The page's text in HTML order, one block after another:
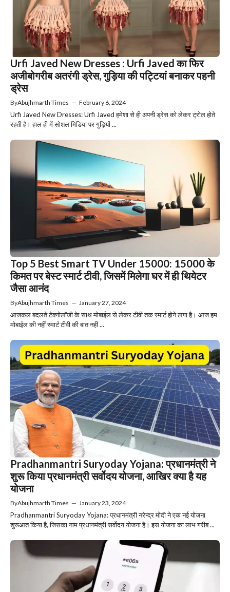
Urfi Javed New Dresses : Urfi Javed का फिर
अजीबोगरीब अतरंगी ड्रेस, गुड़िया की पट्टियां बनाकर पहनी
ड्रेस
ByAbujhmarth Times — February 6, 2024
Urfi Javed New Dresses: Urfi Javed हमेशा से ही अपनी ड्रेस को लेकर ट्रोल होते
रहती है। हाल ही में सोशल मिडिया पर गुड़ियों ...
Top 5 Best Smart TV Under 15000: 15000 के
किमत पर बेस्ट स्मार्ट टीवी, जिसमें मिलेगा घर में ही थियेटर
जैसा आनंद
ByAbujhmarth Times — January 27, 2024
आजकल बदलते टेक्नोलॉजी के साथ मोबाईल से लेकर टीवी तक स्मार्ट होने लगा है। आज हम
मोबाईल की नहीं स्मार्ट टीवी की बात नहीं ...
Pradhanmantri Suryoday Yojana: प्रधानमंत्री ने
शुरू किया प्रधानमंत्री सर्वोदय योजना, आखिर क्या है यह
योजना
ByAbujhmarth Times — January 23, 2024
Pradhanmantri Suryoday Yojana: प्रधानमंत्री नरेन्द्र मोदी ने एक नई योजना
शुरूआत किया है, जिसका नाम प्रधानमंत्री सर्वोदय योजना है। इस योजना का लाभ गरीब ...